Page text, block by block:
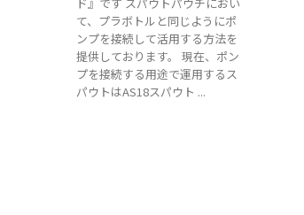
て、プラボトルと同じようにポ
ンプを接続して活用する方法を
提供しております。 現在、ポン
プを接続する用途で運用するス
パウトはAS18スパウト ...